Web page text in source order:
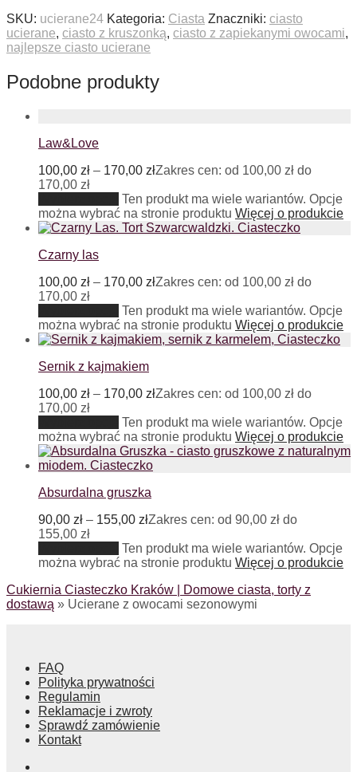
SKU: ucierane24 Kategoria: Ciasta Znaczniki: ciasto
ucierane, ciasto z kruszonką, ciasto z zapiekanymi owocami,
najlepsze ciasto ucierane
Podobne produkty
Law&Love
100,00 zł – 170,00 złZakres cen: od 100,00 zł do
170,00 zł
Ten produkt ma wiele wariantów. Opcje
można wybrać na stronie produktu Więcej o produkcie
Czarny las
100,00 zł – 170,00 złZakres cen: od 100,00 zł do
170,00 zł
Ten produkt ma wiele wariantów. Opcje
można wybrać na stronie produktu Więcej o produkcie
Sernik z kajmakiem
100,00 zł – 170,00 złZakres cen: od 100,00 zł do
170,00 zł
Ten produkt ma wiele wariantów. Opcje
można wybrać na stronie produktu Więcej o produkcie
Absurdalna gruszka
90,00 zł – 155,00 złZakres cen: od 90,00 zł do
155,00 zł
Ten produkt ma wiele wariantów. Opcje
można wybrać na stronie produktu Więcej o produkcie
Cukiernia Ciasteczko Kraków | Domowe ciasta, torty z
dostawą » Ucierane z owocami sezonowymi
FAQ
Polityka prywatności
Regulamin
Reklamacje i zwroty
Sprawdź zamówienie
Kontakt